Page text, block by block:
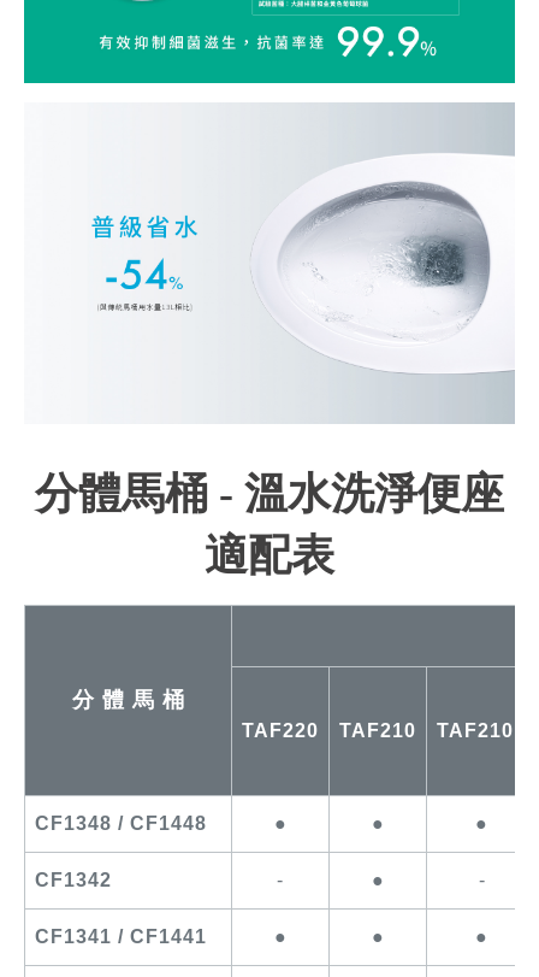
分體馬桶 - 溫水洗淨便座
適配表
分 體 馬 桶
TAF220 TAF210 TAF210L
CF1348 / CF1448 ● ● ●
CF1342 - ● -
CF1341 / CF1441 ● ● ●